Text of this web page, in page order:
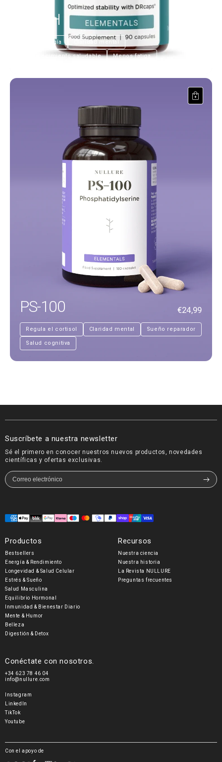
NADH
Más energía Claridad mental
Envejecimiento saludable Menos fatiga
PS-100
PS-100 €24,99
Regula el cortisol Claridad mental Sueño reparador
Salud cognitiva
Suscríbete a nuestra newsletter
Sé el primero en conocer nuestros nuevos productos, novedades
científicas y ofertas exclusivas.
Formas
pago
Productos
Bestsellers
Energía & Rendimiento
Longevidad & Salud Celular
Estrés & Sueño
Salud Masculina
Equilibrio Hormonal
Inmunidad & Bienestar Diario
Mente & Humor
Belleza
Digestión & Detox
Recursos
Nuestra ciencia
Nuestra historia
La Revista NULLURE
Preguntas frecuentes
Conéctate con nosotros.
+34 623 78 46 04
info@nullure.com
Instagram
LinkedIn
TikTok
Youtube
Con el apoyo de